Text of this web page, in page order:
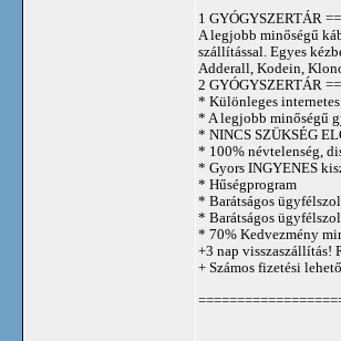
1 GYÓGYSZERTÁR ==
A legjobb minőségű
szállítással. Egyes
Adderall, Kodein,
2 GYÓGYSZERTÁR ==
* Különleges
* A legjobb minőségű
* NINCS SZÜKSÉG
* 100% névtelenség,
* Gyors INGYENES
* Hűségprogram
* Barátságos
* Barátságos
* 70% Kedvezmény
+3 nap visszaszállítás!
+ Számos fizetési